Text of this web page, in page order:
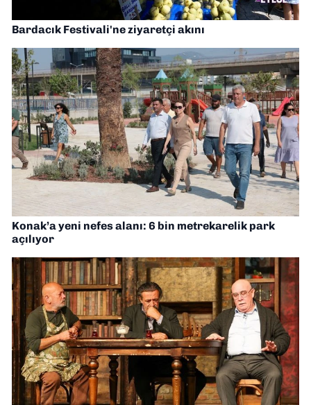
Bardacık Festivali'ne ziyaretçi akını
Konak’a yeni nefes alanı: 6 bin metrekarelik park
açılıyor